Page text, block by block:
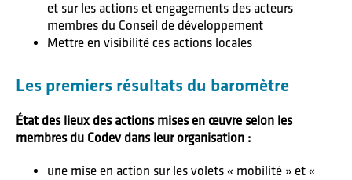
et sur les actions et engagements des acteurs
membres du Conseil de développement
Mettre en visibilité ces actions locales
Les premiers résultats du baromètre
État des lieux des actions mises en œuvre selon les
membres du Codevdans leur organisation :
une mise en action sur les volets « mobilité » et «